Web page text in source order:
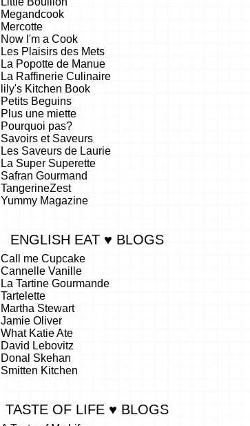
Megandcook
Mercotte
Now I'm a Cook
Les Plaisirs des Mets
La Popotte de Manue
La Raffinerie Culinaire
lily's Kitchen Book
Petits Beguins
Plus une miette
Pourquoi pas?
Savoirs et Saveurs
Les Saveurs de Laurie
La Super Superette
Safran Gourmand
TangerineZest
Yummy Magazine
ENGLISH EAT ♥ BLOGS
Call me Cupcake
Cannelle Vanille
La Tartine Gourmande
Tartelette
Martha Stewart
Jamie Oliver
What Katie Ate
David Lebovitz
Donal Skehan
Smitten Kitchen
TASTE OF LIFE ♥ BLOGS